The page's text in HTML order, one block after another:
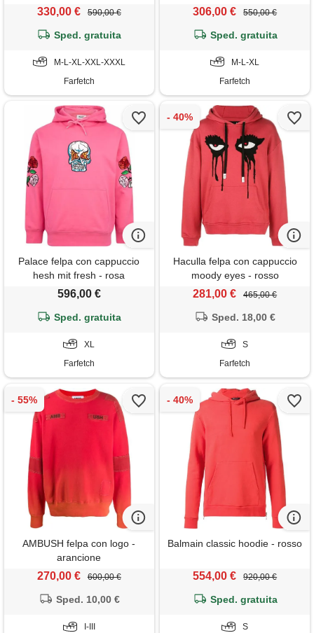
330,00 € 590,00 €
Sped. gratuita
M-L-XL-XXL-XXXL
Farfetch
fujiwara - rosa
306,00 € 550,00 €
Sped. gratuita
M-L-XL
Farfetch
Palace felpa con cappuccio
hesh mit fresh - rosa
596,00 €
Sped. gratuita
XL
Farfetch
Haculla felpa con cappuccio
moody eyes - rosso
281,00 € 465,00 €
Sped. 18,00 €
S
Farfetch
AMBUSH felpa con logo -
arancione
270,00 € 600,00 €
Sped. 10,00 €
I-III
Balmain classic hoodie - rosso
554,00 € 920,00 €
Sped. gratuita
S